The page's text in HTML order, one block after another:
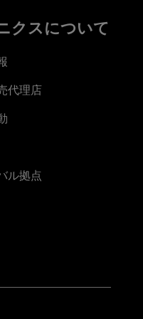
クスについて
代理店
ル拠点